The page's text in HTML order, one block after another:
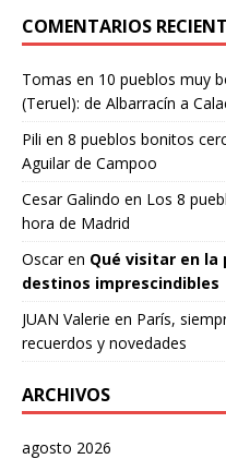
COMENTARIOS
Tomas en 10 pueblos muy
(Teruel): de Albarracín a
Pili en 8 pueblos bonitos
Aguilar de Campoo
Cesar Galindo en Los 8
hora de Madrid
Oscaren Qué visitar en la
destinos imprescindibles
JUAN Valerie en París,
recuerdos y novedades
ARCHIVOS
agosto 2026